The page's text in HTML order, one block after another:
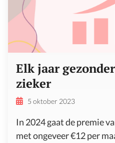
Elk jaar
zieker
5 oktober 2023
In 2024 gaat de premie
met ongeveer €12 per